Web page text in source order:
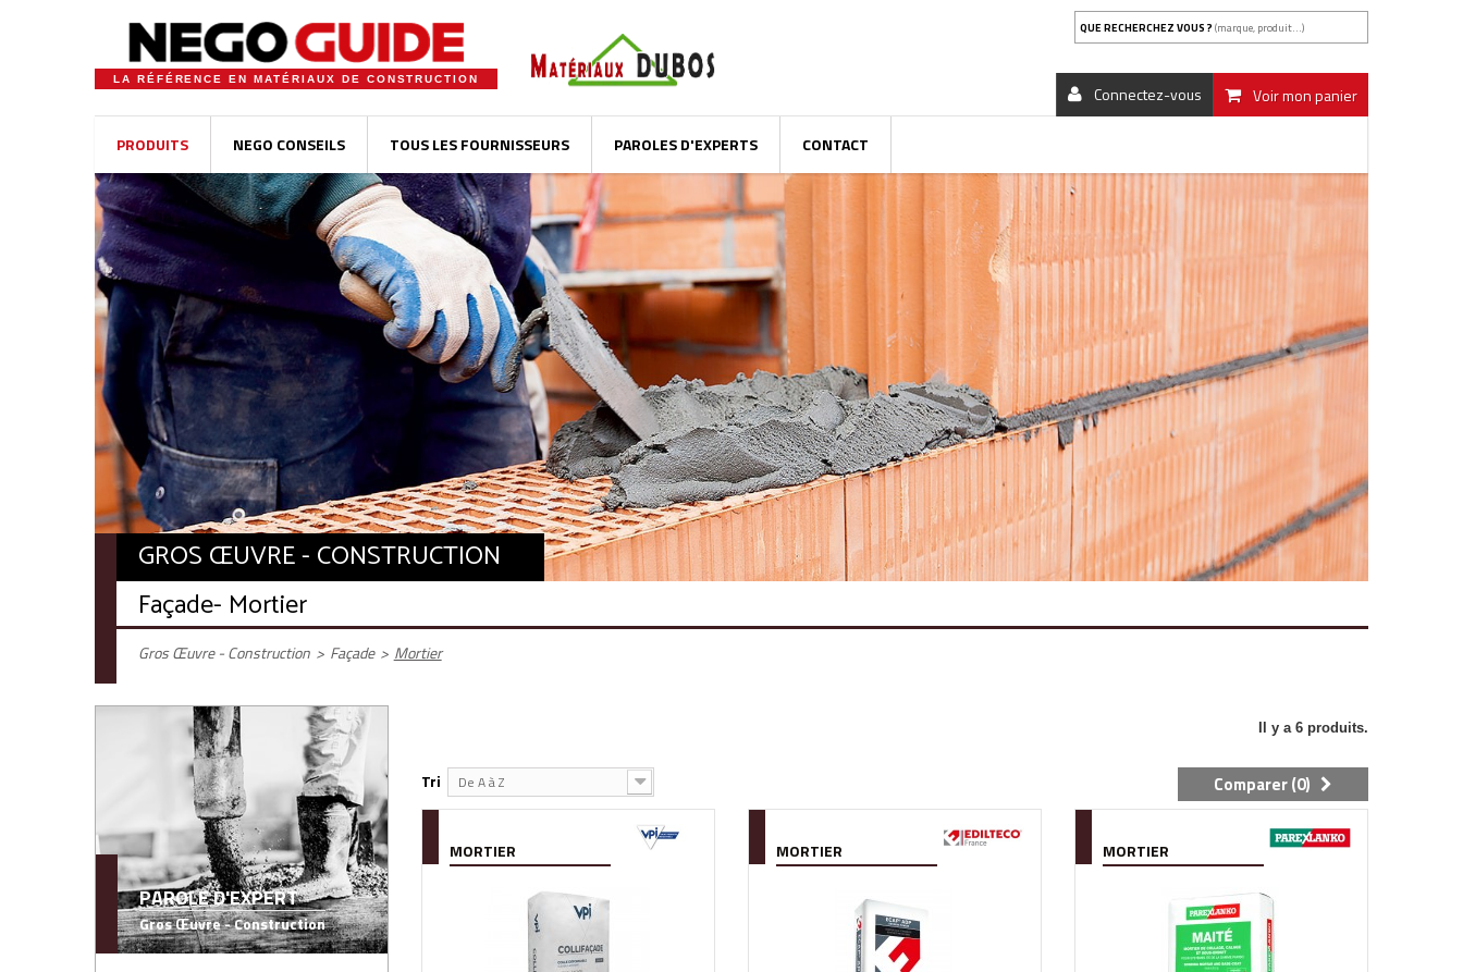
LA RÉFÉRENCE EN MATÉRIAUX DE CONSTRUCTION
QUE RECHERCHEZ VOUS ? (marque, produit...)
Voir mon panier
Connectez-vous
PRODUITS NEGO CONSEILS TOUS LES FOURNISSEURS PAROLES D'EXPERTS CONTACT
GROS ŒUVRE - CONSTRUCTION
Façade- Mortier
Gros Œuvre - Construction > Façade > Mortier
PAROLE D'EXPERT
Gros Œuvre - Construction
Il y a 6 produits.
Tri De A à Z Comparer (0)
MORTIER MORTIER MORTIER